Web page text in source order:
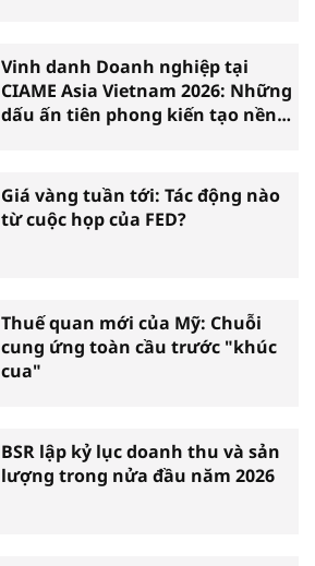
Vinh danh Doanh nghiệp tại
CIAME Asia Vietnam 2026: Những
dấu ấn tiên phong kiến tạo nền
Giá vàng tuần tới: Tác động nào
từ cuộc họp của FED?
Thuế quan mới của Mỹ: Chuỗi
cung ứng toàn cầu trước "khúc
cua"
BSR lập kỷ lục doanh thu và sản
lượng trong nửa đầu năm 2026